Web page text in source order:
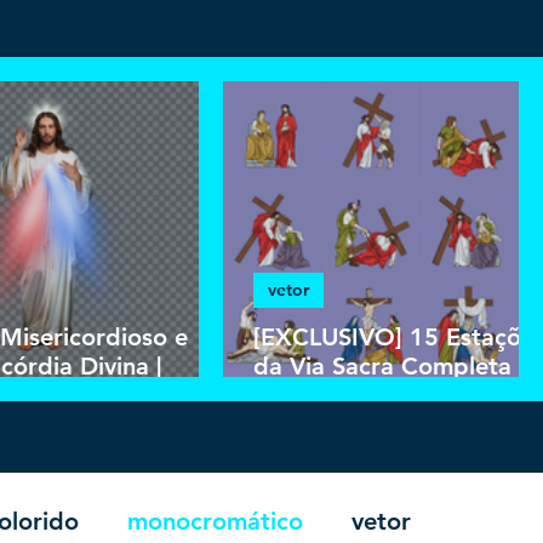
e
Divina |
PNG e PSD
[EXCLUSIVO] 15
da Via Sacra Completa |
Download Vetor Colorido
vetor
monocromático vetor